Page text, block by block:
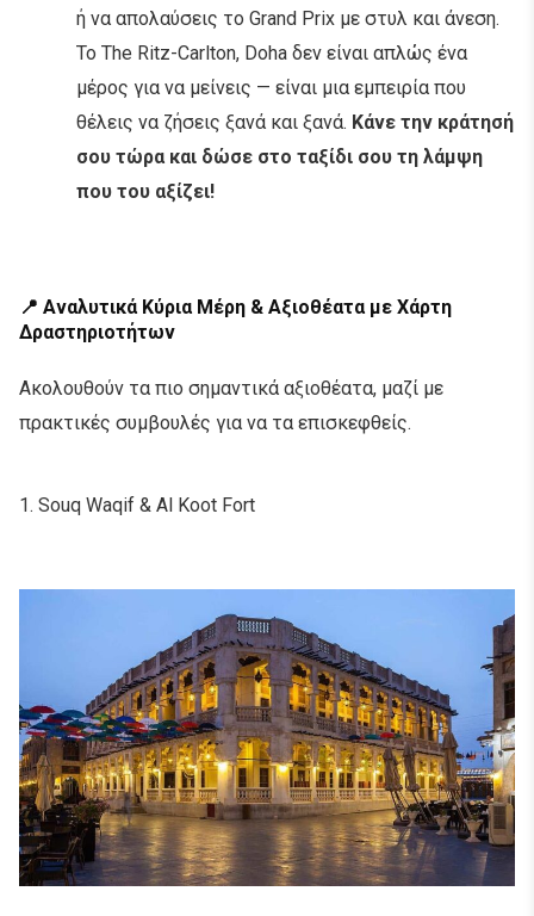
ή να απολαύσεις το Grand Prix με στυλ και άνεση.
Το The Ritz-Carlton, Doha δεν είναι απλώς ένα
μέρος για να μείνεις — είναι μια εμπειρία που
θέλεις να ζήσεις ξανά και ξανά. Κάνε την κράτησή
σου τώρα και δώσε στο ταξίδι σου τη λάμψη
που του αξίζει!
📍 Αναλυτικά Κύρια Μέρη & Αξιοθέατα με Χάρτη
Δραστηριοτήτων
Ακολουθούν τα πιο σημαντικά αξιοθέατα, μαζί με
πρακτικές συμβουλές για να τα επισκεφθείς.
1. Souq Waqif & Al Koot Fort